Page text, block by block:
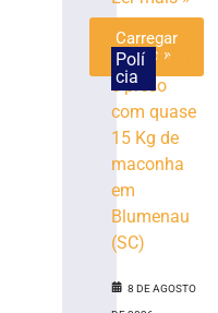
Carregar
mais »
Polí
cia
8 DE AGOSTO